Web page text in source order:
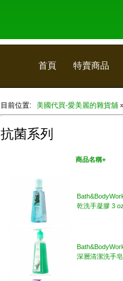
首頁 特賣商品
目前位置: 美國代買-愛美麗的雜貨舖
抗菌系列
商品名稱+
乾洗手凝膠 3
深層清潔洗手